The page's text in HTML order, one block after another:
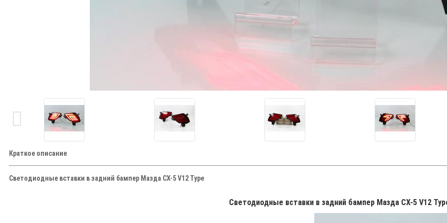
Краткое описание
Светодиодные вставки в задний бампер Мазда СХ-5 V12 Type
Светодиодные вставки в задний бампер Мазда СХ-5 V12